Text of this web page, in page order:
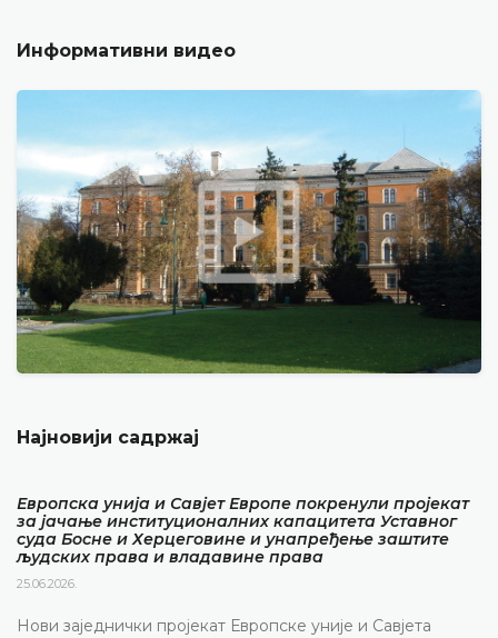
Информативни видео
Најновији садржај
Европска унија и Савјет Европе покренули пројекат
за јачање институционалних капацитета Уставног
суда Босне и Херцеговине и унапређење заштите
људских права и владавине права
25.06.2026.
Нови заједнички пројекат Европске уније и Савјета